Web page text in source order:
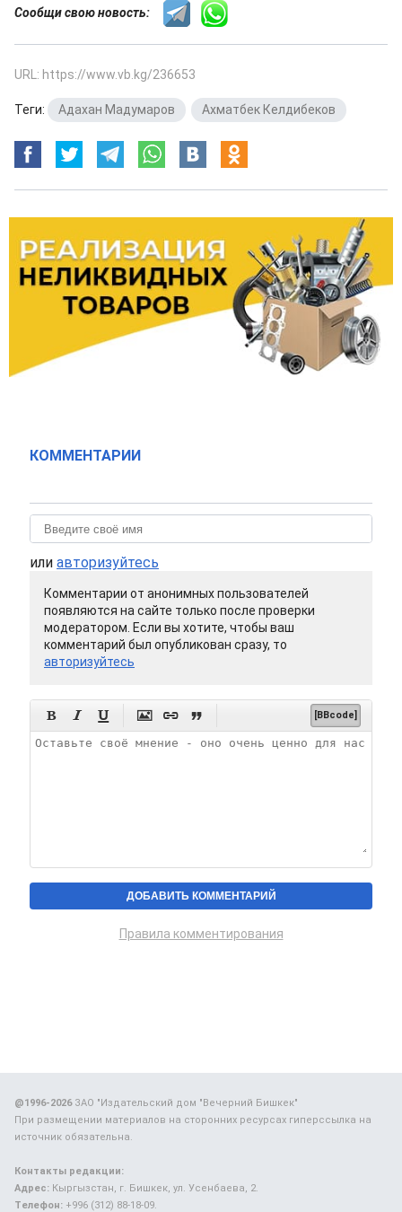
Сообщи свою новость:
URL: https://www.vb.kg/236653
Теги: Адахан Мадумаров Ахматбек Келдибеков
КОММЕНТАРИИ
или авторизуйтесь
Комментарии от анонимных пользователей
появляются на сайте только после проверки
модератором. Если вы хотите, чтобы ваш
комментарий был опубликован сразу, то
авторизуйтесь
      [BBcode]
Правила комментирования
@1996-2026ЗАО "Издательский дом "Вечерний Бишкек"
При размещении материалов на сторонних ресурсах гиперссылка на
источник обязательна.
Контакты редакции:
Адрес: Кыргызстан, г. Бишкек, ул. Усенбаева, 2.
Телефон: +996 (312) 88-18-09.